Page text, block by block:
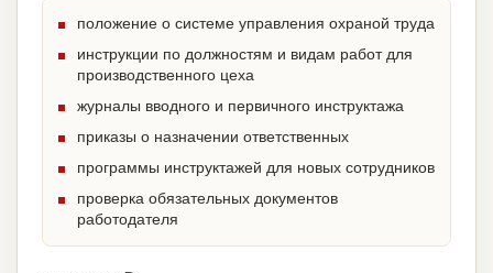
положение о системе управления охраной труда
инструкции по должностям и видам работ для
производственного цеха
журналы вводного и первичного инструктажа
приказы о назначении ответственных
программы инструктажей для новых сотрудников
проверка обязательных документов
работодателя